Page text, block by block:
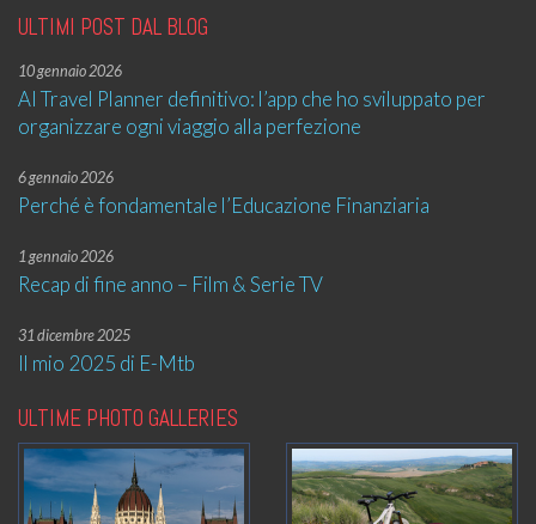
ULTIMI POST DAL BLOG
10 gennaio 2026
AI Travel Planner definitivo: l’app che ho sviluppato per
organizzare ogni viaggio alla perfezione
6 gennaio 2026
Perché è fondamentale l’Educazione Finanziaria
1 gennaio 2026
Recap di fine anno – Film & Serie TV
31 dicembre 2025
Il mio 2025 di E-Mtb
ULTIME PHOTO GALLERIES